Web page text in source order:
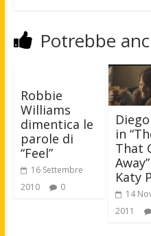
Potrebbe
Robbie
Williams
dimentica le
parole di
“Feel”
16 Settembre
2010
0
in
That
Katy
14
2011